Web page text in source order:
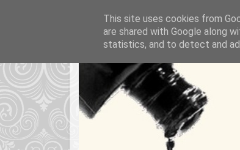
This site uses cookies from
are shared with Google along
statistics, and to detect and